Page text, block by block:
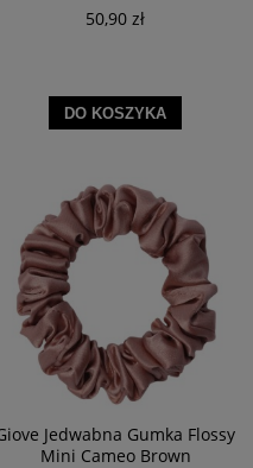
50,90 zł
DO KOSZYKA
Jedwabna Gumka Flossy
Mini Cameo Brown